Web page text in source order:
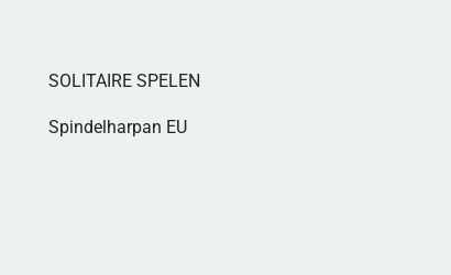
SOLITAIRE SPELEN
Spindelharpan EU